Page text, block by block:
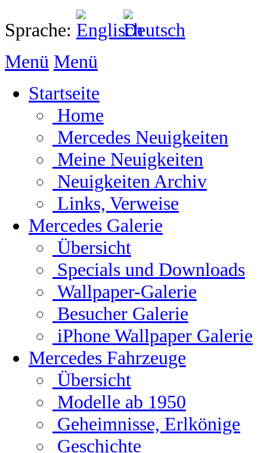
Sprache:
Menü Menü
Startseite
Home
Mercedes Neuigkeiten
Meine Neuigkeiten
Neuigkeiten Archiv
Links, Verweise
Mercedes Galerie
Übersicht
Specials und Downloads
Wallpaper-Galerie
Besucher Galerie
iPhone Wallpaper Galerie
Mercedes Fahrzeuge
Übersicht
Modelle ab 1950
Geheimnisse, Erlkönige
Geschichte